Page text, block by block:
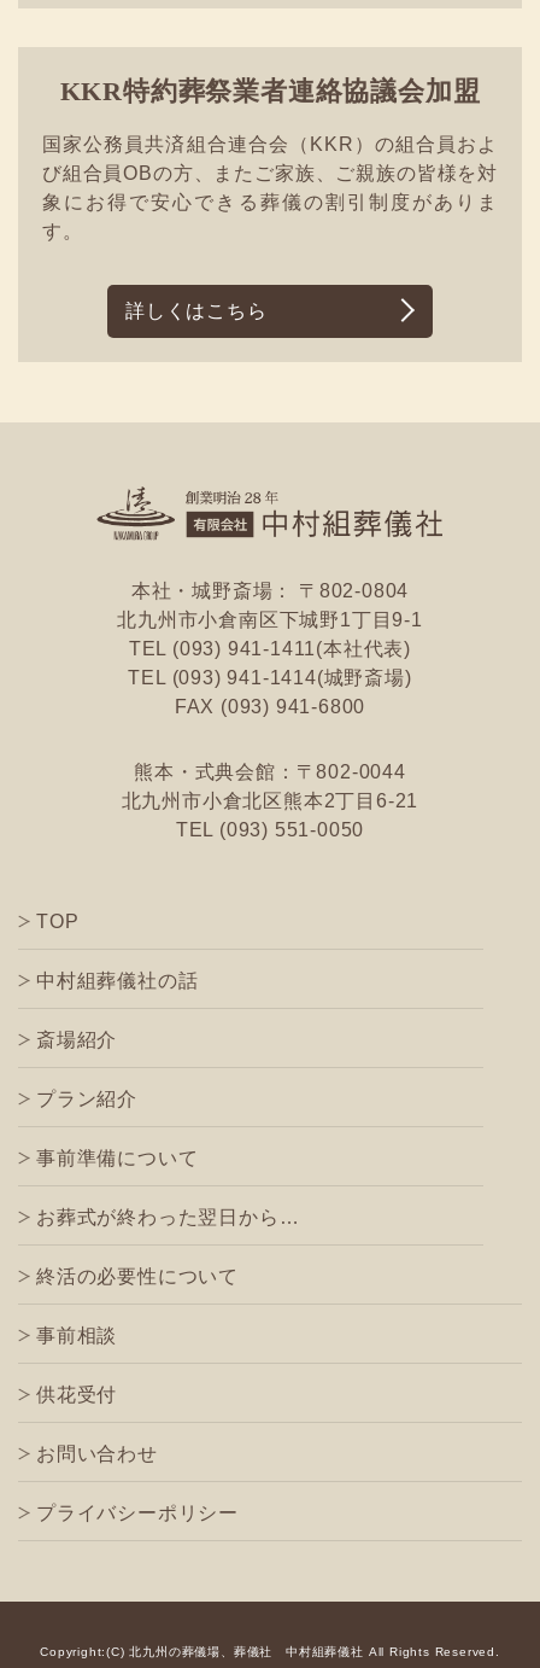
KKR特約葬祭業者連絡協議会加盟
国家公務員共済組合連合会（KKR）の組合員およ
び組合員OBの方、またご家族、ご親族の皆様を対
象にお得で安心できる葬儀の割引制度がありま
す。
詳しくはこちら
本社・城野斎場： 〒802-0804
北九州市小倉南区下城野1丁目9-1
TEL (093) 941-1411(本社代表)
TEL (093) 941-1414(城野斎場)
FAX (093) 941-6800
熊本・式典会館：〒802-0044
北九州市小倉北区熊本2丁目6-21
TEL (093) 551-0050
TOP
中村組葬儀社の話
斎場紹介
プラン紹介
事前準備について
お葬式が終わった翌日から…
終活の必要性について
事前相談
供花受付
お問い合わせ
プライバシーポリシー
Copyright:(C) 北九州の葬儀場、葬儀社 中村組葬儀社 All Rights Reserved.